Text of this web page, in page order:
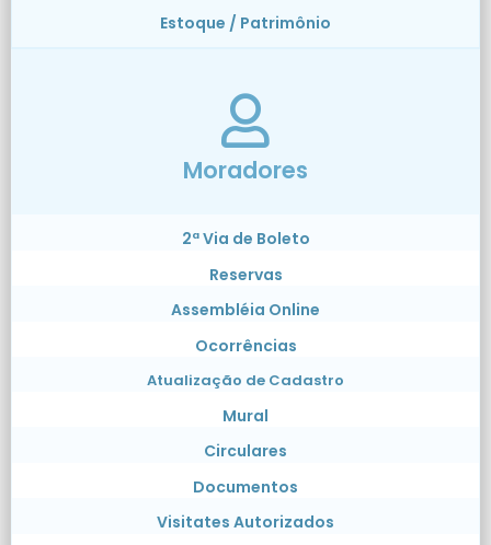
Estoque / Patrimônio
Moradores
2ª Via de Boleto
Reservas
Assembléia Online
Ocorrências
Atualização de Cadastro
Mural
Circulares
Documentos
Visitates Autorizados